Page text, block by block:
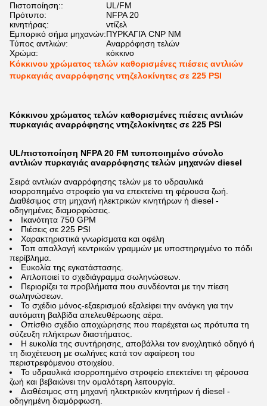
Πιστοποίηση::
UL/FM
Πρότυπο:
NFPA 20
κινητήρας:
ντίζελ
Εμπορικό σήμα μηχανών:ΠΥΡΚΑΓΙΆ CNP NM
Τύπος αντλιών:
Αναρρόφηση τελών
Χρώμα:
κόκκινο
Κόκκινου χρώματος τελών καθορισμένες πιέσεις αντλιών
πυρκαγιάς αναρρόφησης ντηζελοκίνητες σε 225 PSI
Κόκκινου χρώματος τελών καθορισμένες πιέσεις αντλιών
πυρκαγιάς αναρρόφησης ντηζελοκίνητες σε 225 PSI
UL/πιστοποίηση NFPA 20 FM τυποποιημένο σύνολο
αντλιών πυρκαγιάς αναρρόφησης τελών μηχανών diesel
Σειρά αντλιών αναρρόφησης τελών με το υδραυλικά
ισορροπημένο στροφείο για να επεκτείνει τη φέρουσα ζωή.
Διαθέσιμος στη μηχανή ηλεκτρικών κινητήρων ή diesel -
οδηγημένες διαμορφώσεις.
Ικανότητα 750 GPM
Πιέσεις σε 225 PSI
Χαρακτηριστικά γνωρίσματα και οφέλη
Τοπ απαλλαγή κεντρικών γραμμών με υποστηριγμένο το πόδι
περίβλημα.
Ευκολία της εγκατάστασης.
Απλοποιεί το σχεδιάγραμμα σωληνώσεων.
Περιορίζει τα προβλήματα που συνδέονται με την πίεση
σωληνώσεων.
Το σχέδιο μόνος-εξαερισμού εξαλείφει την ανάγκη για την
αυτόματη βαλβίδα απελευθέρωσης αέρα.
Οπίσθιο σχέδιο αποχώρησης που παρέχεται ως πρότυπα τη
σύζευξη πλήκτρων διαστήματος.
Η ευκολία της συντήρησης, αποβάλλει τον ενοχλητικό οδηγό ή
τη διοχέτευση με σωλήνες κατά τον αφαίρεση του
περιστρεφόμενου στοιχείου.
Το υδραυλικά ισορροπημένο στροφείο επεκτείνει τη φέρουσα
ζωή και βεβαιώνει την ομαλότερη λειτουργία.
Διαθέσιμος στη μηχανή ηλεκτρικών κινητήρων ή diesel -
οδηγημένη διαμόρφωση.